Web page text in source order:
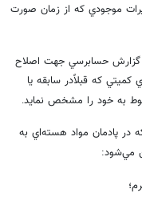
موجودي كه از زمان صورت
گزارش حسابرسي جهت اصلاح
كه قبلاً‌در سابقه يا
به خود را مشخص نمايد.
پادمان مواد هسته‌اي به
مي‌شود: